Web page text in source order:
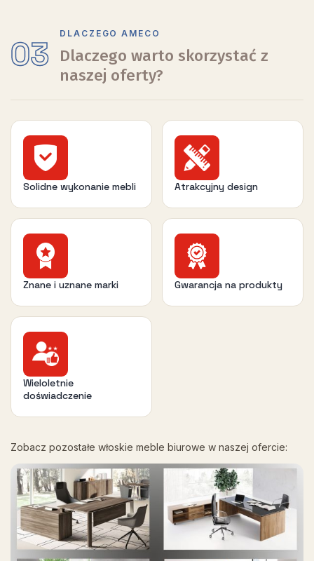
03
DLACZEGO AMECO
Dlaczego warto skorzystać z
naszej oferty?
Solidne wykonanie mebli Atrakcyjny design
Znane i uznane marki Gwarancja na produkty
Wieloletnie
doświadczenie
Zobacz pozostałe włoskie meble biurowe w naszej ofercie: